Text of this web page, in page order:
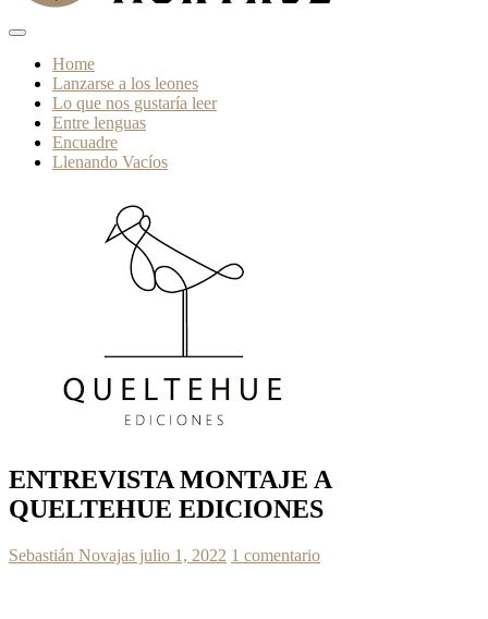
Home
Lanzarse a los leones
Lo que nos gustaría leer
Entre lenguas
Encuadre
Llenando Vacíos
ENTREVISTA MONTAJE A
QUELTEHUE EDICIONES
Sebastián Novajas julio 1, 2022 1 comentario